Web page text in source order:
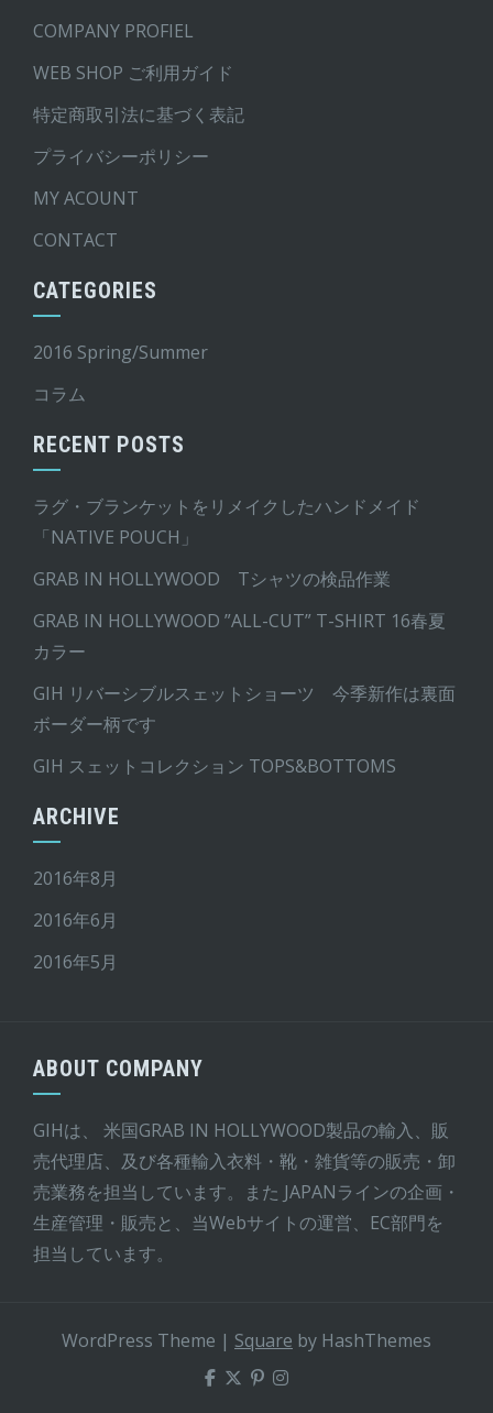
COMPANY PROFIEL
WEB SHOP ご利用ガイド
特定商取引法に基づく表記
プライバシーポリシー
MY ACOUNT
CONTACT
CATEGORIES
2016 Spring/Summer
コラム
RECENT POSTS
ラグ・ブランケットをリメイクしたハンドメイド
「NATIVE POUCH」
GRAB IN HOLLYWOOD Tシャツの検品作業
GRAB IN HOLLYWOOD ”ALL-CUT” T-SHIRT 16春夏
カラー
GIH リバーシブルスェットショーツ 今季新作は裏面
ボーダー柄です
GIH スェットコレクション TOPS&BOTTOMS
ARCHIVE
2016年8月
2016年6月
2016年5月
ABOUT COMPANY
GIHは、 米国GRAB IN HOLLYWOOD製品の輸入、販
売代理店、及び各種輸入衣料・靴・雑貨等の販売・卸
売業務を担当しています。また JAPANラインの企画・
生産管理・販売と、当Webサイトの運営、EC部門を
担当しています。
WordPress Theme | Square by HashThemes